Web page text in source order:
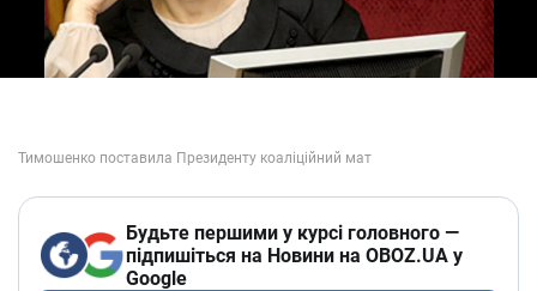
Будьте першими у курсі головного —
підпишіться на Новини на OBOZ.UA у
Google